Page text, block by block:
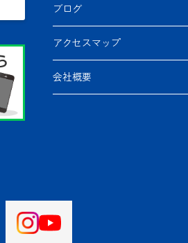
ブログ
アクセスマップ
会社概要